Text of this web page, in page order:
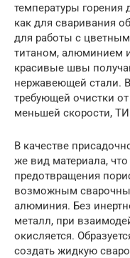
температуры горения
как для сваривания
для работы с
титаном, алюминием
красивые швы
нержавеющей стали.
требующей очистки
меньшей скорости,
В качестве
же вид материала,
предотвращения
возможным
алюминия. Без
металл, при
окисляется.
создать жидкую